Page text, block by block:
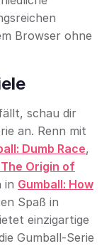
Browser ohne
schau dir
an. Renn mit
Dumb Race,
Origin of
in Gumball: How
Spaß in
einzigartige
Gumball-Serie